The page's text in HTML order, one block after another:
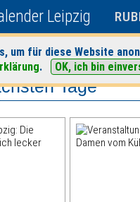
Leipzig
um für diese Website
. OK, ich bin
Tage